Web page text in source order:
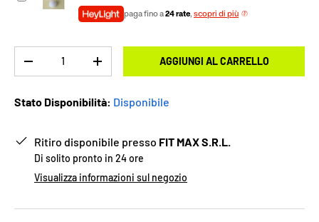
paga fino a24 rate, scopri di più
-
+ AGGIUNGI AL CARRELLO
Stato Disponibilità: Disponibile
Ritiro disponibile presso FIT MAX S.R.L.
Di solito pronto in 24 ore
Visualizza informazioni sul negozio